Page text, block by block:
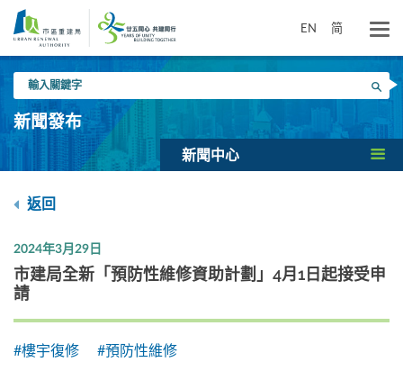
要
EN 简
入
關
鍵
搜尋
新聞發布
新聞中心
返回
2024年3月29日
市建局全新「預防性維修資助計劃」4月1日起接受申
請
#樓宇復修 #預防性維修